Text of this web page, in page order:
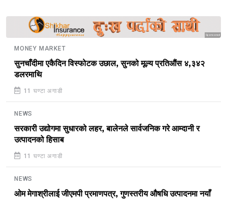
Sponsored
MONEY MARKET
सुनचाँदीमा एकैदिन विस्फोटक उछाल, सुनको मूल्य प्रतिऔंस ४,३४२
डलरमाथि
11 घण्टा अगाडी
NEWS
सरकारी उद्योगमा सुधारको लहर, बालेनले सार्वजनिक गरे आम्दानी र
उत्पादनको हिसाब
11 घण्टा अगाडी
NEWS
ओम मेगाश्रीलाई जीएमपी प्रमाणपत्र, गुणस्तरीय औषधि उत्पादनमा नयाँ